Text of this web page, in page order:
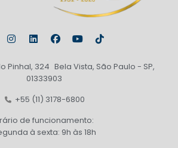
Pinhal, 324 Bela Vista, São Paulo - SP,
01333903
+55 (11) 3178-6800
de funcionamento:
à sexta: 9h às 18h